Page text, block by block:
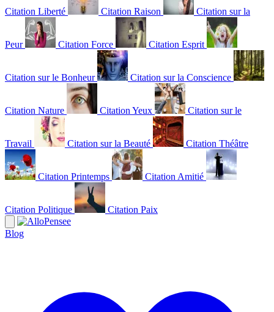
Citation Liberté Citation Raison Citation sur la
Peur Citation Force Citation Esprit
Citation sur le Bonheur Citation sur la Conscience
Citation Nature Citation Yeux Citation sur le
Travail Citation sur la Beauté Citation Théâtre
Citation Printemps Citation Amitié
Citation Politique Citation Paix
Blog